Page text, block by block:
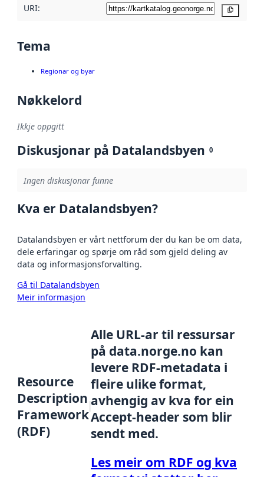
URI:
Tema
Regionar og byar
Nøkkelord
Ikkje oppgitt
Diskusjonar på Datalandsbyen 0
Ingen diskusjonar funne
Kva er Datalandsbyen?
Datalandsbyen er vårt nettforum der du kan be om data,
dele erfaringar og spørje om råd som gjeld deling av
data og informasjonsforvalting.
Gå til Datalandsbyen
Meir informasjon
Resource
Description
Framework
(RDF)
Alle URL-ar til ressursar
på data.norge.no kan
levere RDF-metadata i
fleire ulike format,
avhengig av kva for ein
Accept-header som blir
sendt med.
Les meir om RDF og kva